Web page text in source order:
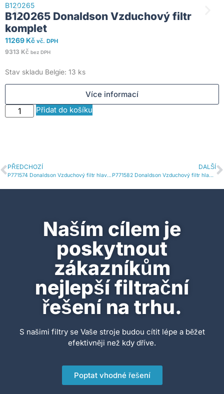
B120265
B120265 Donaldson Vzduchový filtr
komplet
11269 Kč vč. DPH
9313 Kč bez DPH
Stav skladu Belgie: 13 ks
Více informací
Přidat do košíku
PŘEDCHOZÍ
P771574 Donaldson Vzduchový filtr hlavní vložka
DALŠÍ
P771582 Donaldson Vzduchový filtr hlavní vložka
Naším cílem je
poskytnout
zákazníkům
nejlepší filtrační
řešení na trhu.
S našimi filtry se Vaše stroje budou cítit lépe a běžet
efektivněji než kdy dříve.
Poptat vhodné řešení